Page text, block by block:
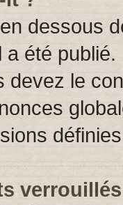
dessous
été
devez le